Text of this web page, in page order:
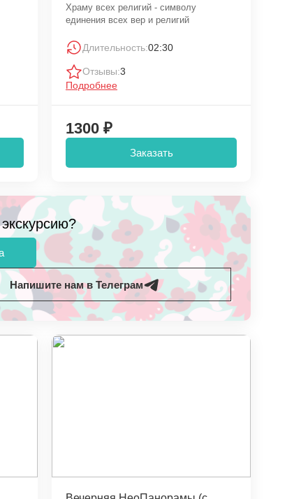
Храму всех религий - символу
единения всех вер и религий
Длительность:02:30
Отзывы:3
Подробнее
1300 ₽
Заказать
Напишите нам в Телеграм